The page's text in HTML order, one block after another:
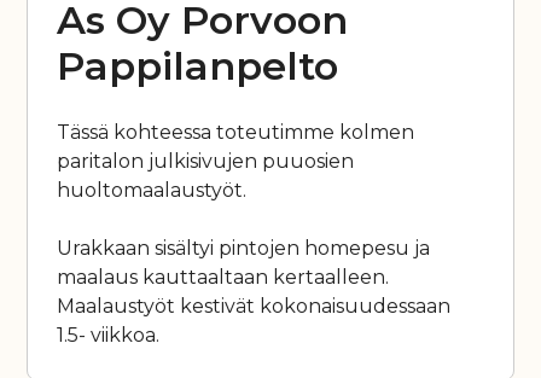
As Oy Porvoon
Pappilanpelto
Tässä kohteessa toteutimme kolmen
paritalon julkisivujen puuosien
huoltomaalaustyöt.
Urakkaan sisältyi pintojen homepesu ja
maalaus kauttaaltaan kertaalleen.
Maalaustyöt kestivät kokonaisuudessaan
1.5- viikkoa.